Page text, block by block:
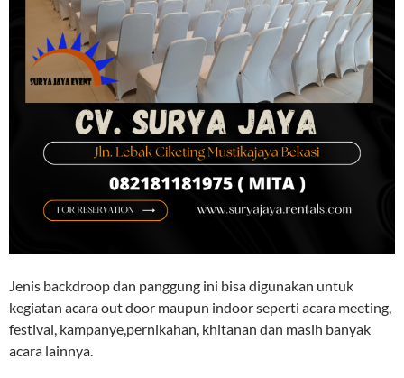
Jenis backdroop dan panggung ini bisa digunakan untuk
kegiatan acara out door maupun indoor seperti acara meeting,
festival, kampanye,pernikahan, khitanan dan masih banyak
acara lainnya.